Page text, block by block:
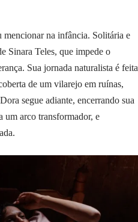
mencionar na infância. Solitária e
Sinara Teles, que impede o
Sua jornada naturalista é feita
de um vilarejo em ruínas,
segue adiante, encerrando sua
um arco transformador, e